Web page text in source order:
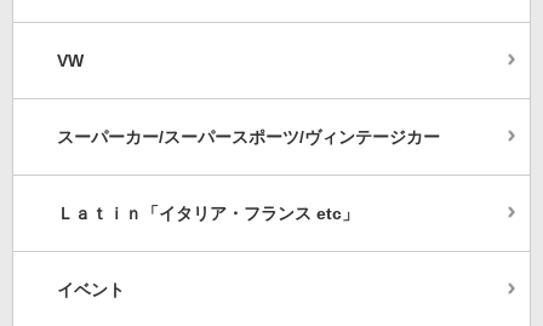
VW
スーパーカー/スーパースポーツ/ヴィンテージカー
Ｌａｔｉｎ「イタリア・フランス etc」
イベント